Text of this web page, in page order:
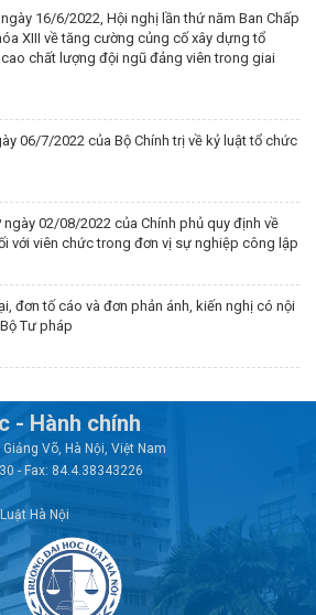
16/6/2022, Hội nghị lần thứ năm Ban Chấp
XIII về tăng cường củng cố xây dựng tổ
chất lượng đội ngũ đảng viên trong giai
06/7/2022 của Bộ Chính trị về kỷ luật tổ chức
02/08/2022 của Chính phủ quy định về
với viên chức trong đơn vị sự nghiệp công lập
đơn tố cáo và đơn phản ánh, kiến nghị có nội
Tư pháp
- Hành chính
Võ, Hà Nội, Việt Nam
- Fax: 84.4.38343226
Hà Nội